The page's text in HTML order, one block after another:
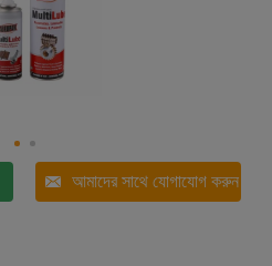
আমাদের সাথে যোগাযোগ করুন